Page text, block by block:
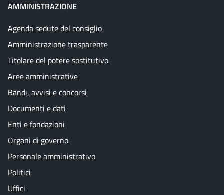
AMMINISTRAZIONE
Agenda sedute del consiglio
Amministrazione trasparente
Titolare del potere sostitutivo
Aree amministrative
Bandi, avvisi e concorsi
Documenti e dati
Enti e fondazioni
Organi di governo
Personale amministrativo
Politici
Uffici